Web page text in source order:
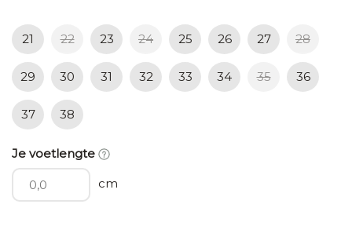
21 22 23 24 25 26 27 28
29 30 31 32 33 34 35 36
37 38
Je voetlengte
cm